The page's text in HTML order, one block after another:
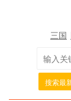
三国
搜索最